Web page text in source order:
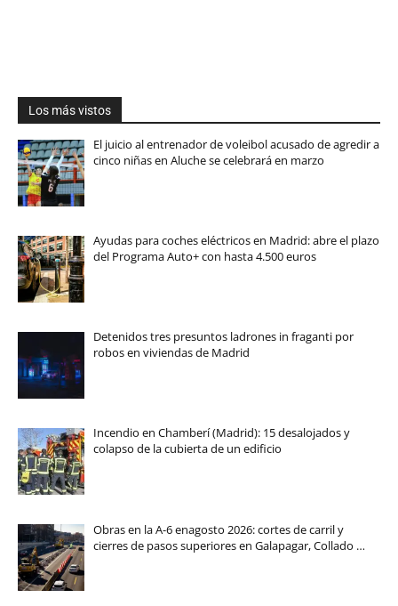
Los más vistos
El juicio al entrenador de voleibol acusado de agredir a
cinco niñas en Aluche se celebrará en marzo
Ayudas para coches eléctricos en Madrid: abre el plazo
del Programa Auto+ con hasta 4.500 euros
Detenidos tres presuntos ladrones in fraganti por
robos en viviendas de Madrid
Incendio en Chamberí (Madrid): 15 desalojados y
colapso de la cubierta de un edificio
Obras en la A-6 enagosto 2026: cortes de carril y
cierres de pasos superiores en Galapagar, Collado …